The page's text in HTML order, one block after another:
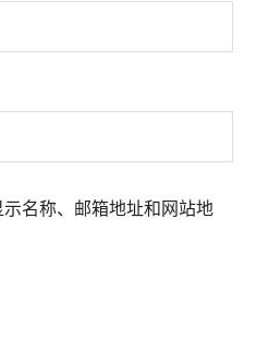
名称、邮箱地址和网站地